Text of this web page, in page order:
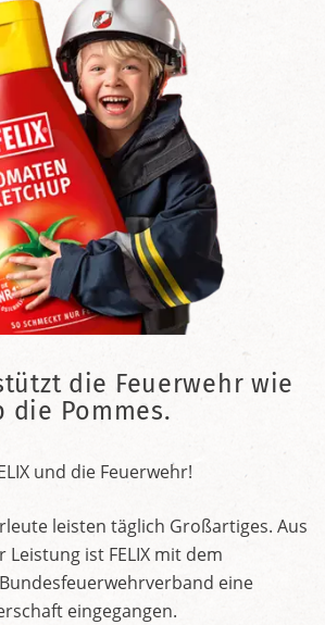
die Feuerwehr wie
die Pommes.
und die Feuerwehr!
leisten täglich Großartiges. Aus
Leistung ist FELIX mit dem
eine
eingegangen.